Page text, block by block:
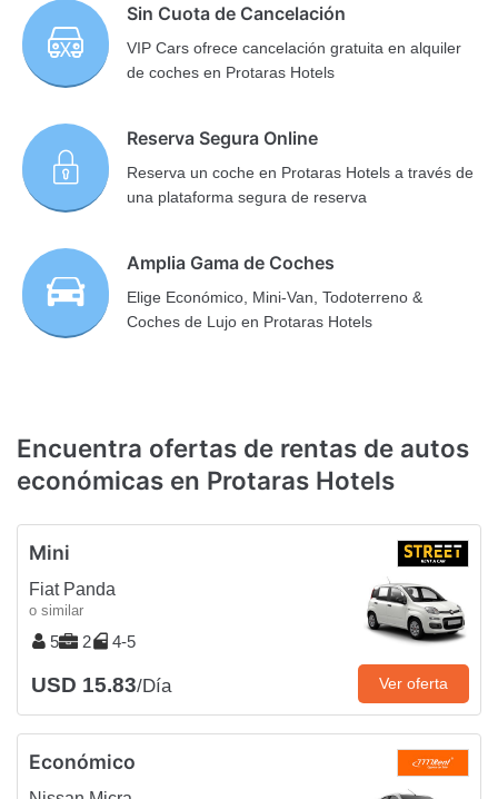
Sin Cuota de Cancelación
VIP Cars ofrece cancelación gratuita en alquiler
de coches en Protaras Hotels
Reserva Segura Online
Reserva un coche en Protaras Hotels a través de
una plataforma segura de reserva
Amplia Gama de Coches
Elige Económico, Mini-Van, Todoterreno &
Coches de Lujo en Protaras Hotels
Encuentra ofertas de rentas de autos
económicas en Protaras Hotels
Mini
Fiat Panda
o similar
5 2 4-5
USD 15.83/Día Ver oferta
Económico